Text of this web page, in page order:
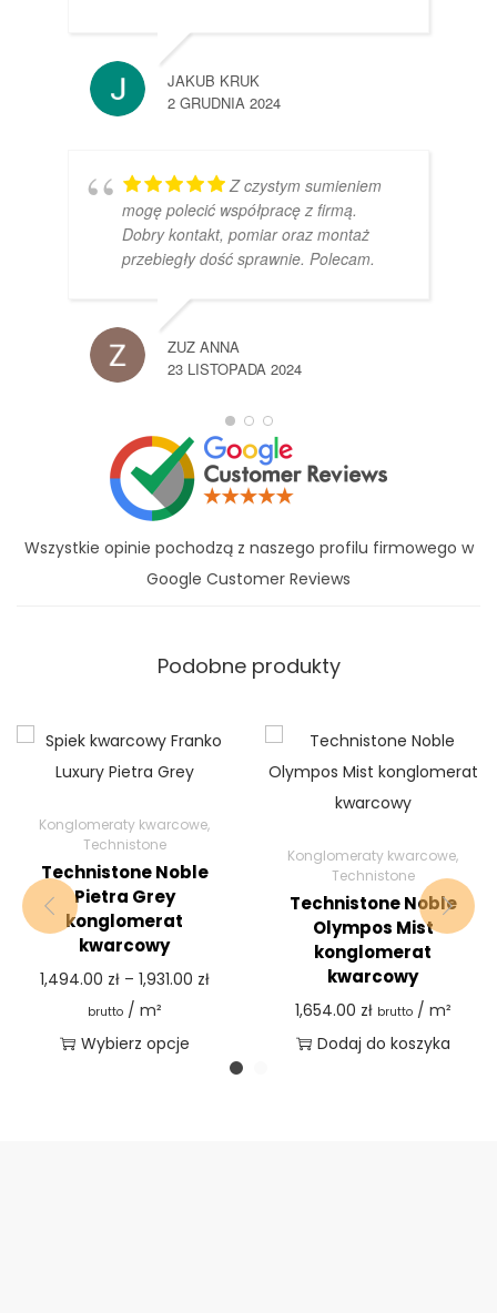
JAKUB KRUK
2 GRUDNIA 2024
Z czystym sumieniem
mogę polecić współpracę z firmą.
Dobry kontakt, pomiar oraz montaż
przebiegły dość sprawnie. Polecam.
ZUZ ANNA
23 LISTOPADA 2024
Wszystkie opinie pochodzą z naszego profilu firmowego w
Google Customer Reviews
Podobne produkty
Konglomeraty kwarcowe,
Technistone
Technistone Noble
Pietra Grey
konglomerat
kwarcowy
1,494.00 zł – 1,931.00 zł
brutto/ m²
Wybierz opcje
Konglomeraty kwarcowe,
Technistone
Technistone Noble
Olympos Mist
konglomerat
kwarcowy
1,654.00 zł brutto/ m²
Dodaj do koszyka